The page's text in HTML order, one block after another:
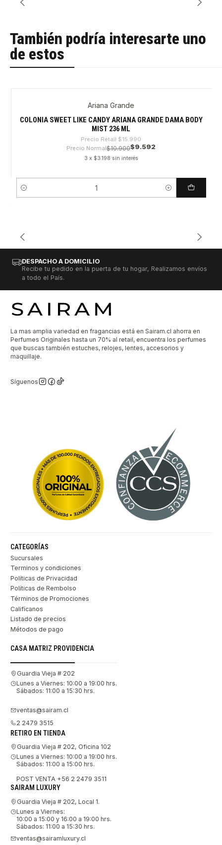
También podría interesarte uno
de estos
Ariana Grande
COLONIA SWEET LIKE CANDY ARIANA GRANDE DAMA BODY
MIST 236 ML
Precio Retail $15.990
Precio Normal$10.900$9.592
3 x $3.198 sin interés
Cantidad
DESPACHO A DOMICILIO
Recibe tu pedido en la puerta de tu hogar, Realizamos envíos
a todo el País.
La mas amplia variedad en fragancias está en Sairam.cl ahorra en
Perfumes Originales hasta un 70% al retail, encuentra los perfumes
que buscas también estuches, relojes, lentes, accesorios y
maquillaje.
Síguenos
CATEGORÍAS
Sucursales
Terminos y condiciones
Políticas de Privacidad
Políticas de Rembolso
Términos de Promociones
Califícanos
Listado de precios
Métodos de pago
CASA MATRIZ PROVIDENCIA
Guardia Vieja # 202
Lunes a Viernes: 10:00 a 19:00 hrs.
Sábados: 11:00 a 15:30 hrs.
ventas@sairam.cl
2 2479 3515
RETIRO EN TIENDA
Guardia Vieja # 202, Oficina 102
Lunes a Viernes: 10:00 a 19:00 hrs.
Sábados: 11:00 a 15:00 hrs.
POST VENTA +56 2 2479 3511
SAIRAM LUXURY
Guardia Vieja # 202, Local 1.
Lunes a Viernes:
10:00 a 15:00 y 16:00 a 19:00 hrs.
Sábados: 11:00 a 15:30 hrs.
ventas@sairamluxury.cl